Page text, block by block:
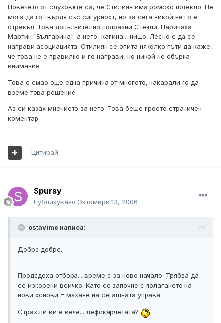
Повечето от слуховете са, че Стилиян има ромско потекло. Не
мога да го твърдя със сигурност, но за сега никой не го е
отрекъл. Това допълнително подразни Стенли. Наричаха
Мартин "Българина", а него, капина... нищо. Лесно е да се
направи асоциацията. Стилиян се опита няколко пъти да каже,
че това не е правилно и го направи, но никой не обърна
внимание.
Това е смао още една причина от многото, накарали го да
вземе това решение.
Аз си казах мнението за него. Това беше просто страничен
коментар.
Цитирай
Spursy
Публикувано Октомври 13, 2006
ostavime написа:
Добре добре.
Продадоха отбора... време е за ново начало. Трябва да
се изкорени всичко. Като се започне с полагането на
нови основи = махане на сегашната управа.
Страх ли ви е вече... лефскарчетата?